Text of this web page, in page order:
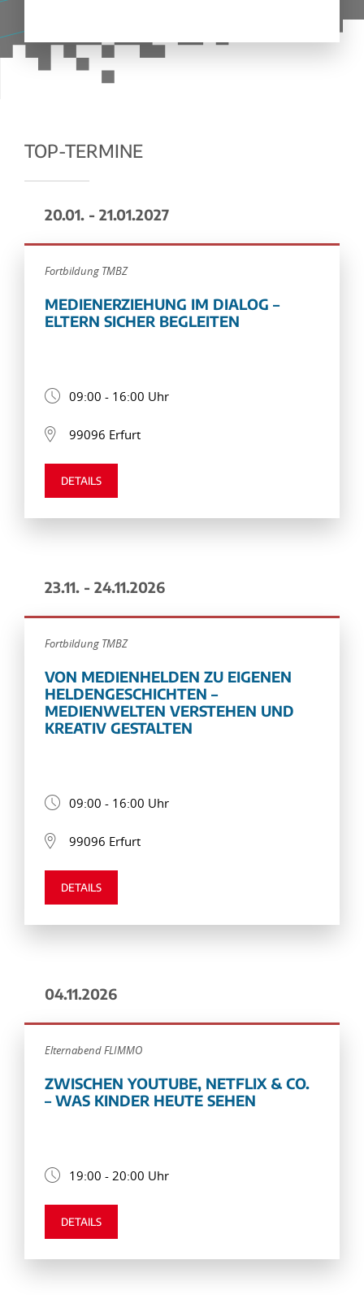
TOP-TERMINE
20.01. - 21.01.2027
Fortbildung TMBZ
MEDIENERZIEHUNG IM DIALOG –
ELTERN SICHER BEGLEITEN
09:00 - 16:00 Uhr
99096 Erfurt
DETAILS
23.11. - 24.11.2026
Fortbildung TMBZ
VON MEDIENHELDEN ZU EIGENEN
HELDENGESCHICHTEN –
MEDIENWELTEN VERSTEHEN UND
KREATIV GESTALTEN
09:00 - 16:00 Uhr
99096 Erfurt
DETAILS
04.11.2026
Elternabend FLIMMO
ZWISCHEN YOUTUBE, NETFLIX & CO.
– WAS KINDER HEUTE SEHEN
19:00 - 20:00 Uhr
DETAILS